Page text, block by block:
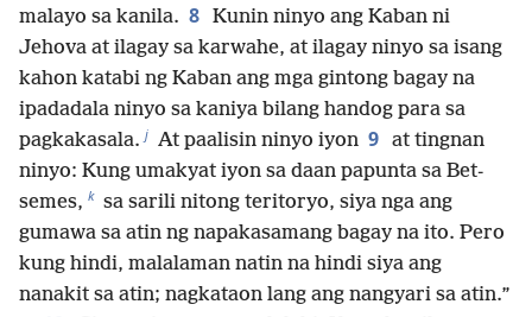
malayo sa kanila. 8 Kunin ninyo ang Kaban ni
Jehova at ilagay sa karwahe, at ilagay ninyo sa isang
kahon katabi ng Kaban ang mga gintong bagay na
ipadadala ninyo sa kaniya bilang handog para sa
pagkakasala. j At paalisin ninyo iyon 9 at tingnan
ninyo: Kung umakyat iyon sa daan papunta sa Bet-
semes, k sa sarili nitong teritoryo, siya nga ang
gumawa sa atin ng napakasamang bagay na ito. Pero
kung hindi, malalaman natin na hindi siya ang
nanakit sa atin; nagkataon lang ang nangyari sa atin.”